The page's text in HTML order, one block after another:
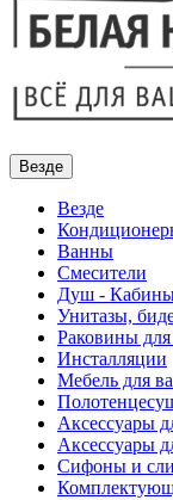
Везде
Везде
Ванны
Смесители
Душ -
Унитазы,
Раковины
Инсталляции
Мебель для
Аксессуары
Аксессуары
Сифоны и